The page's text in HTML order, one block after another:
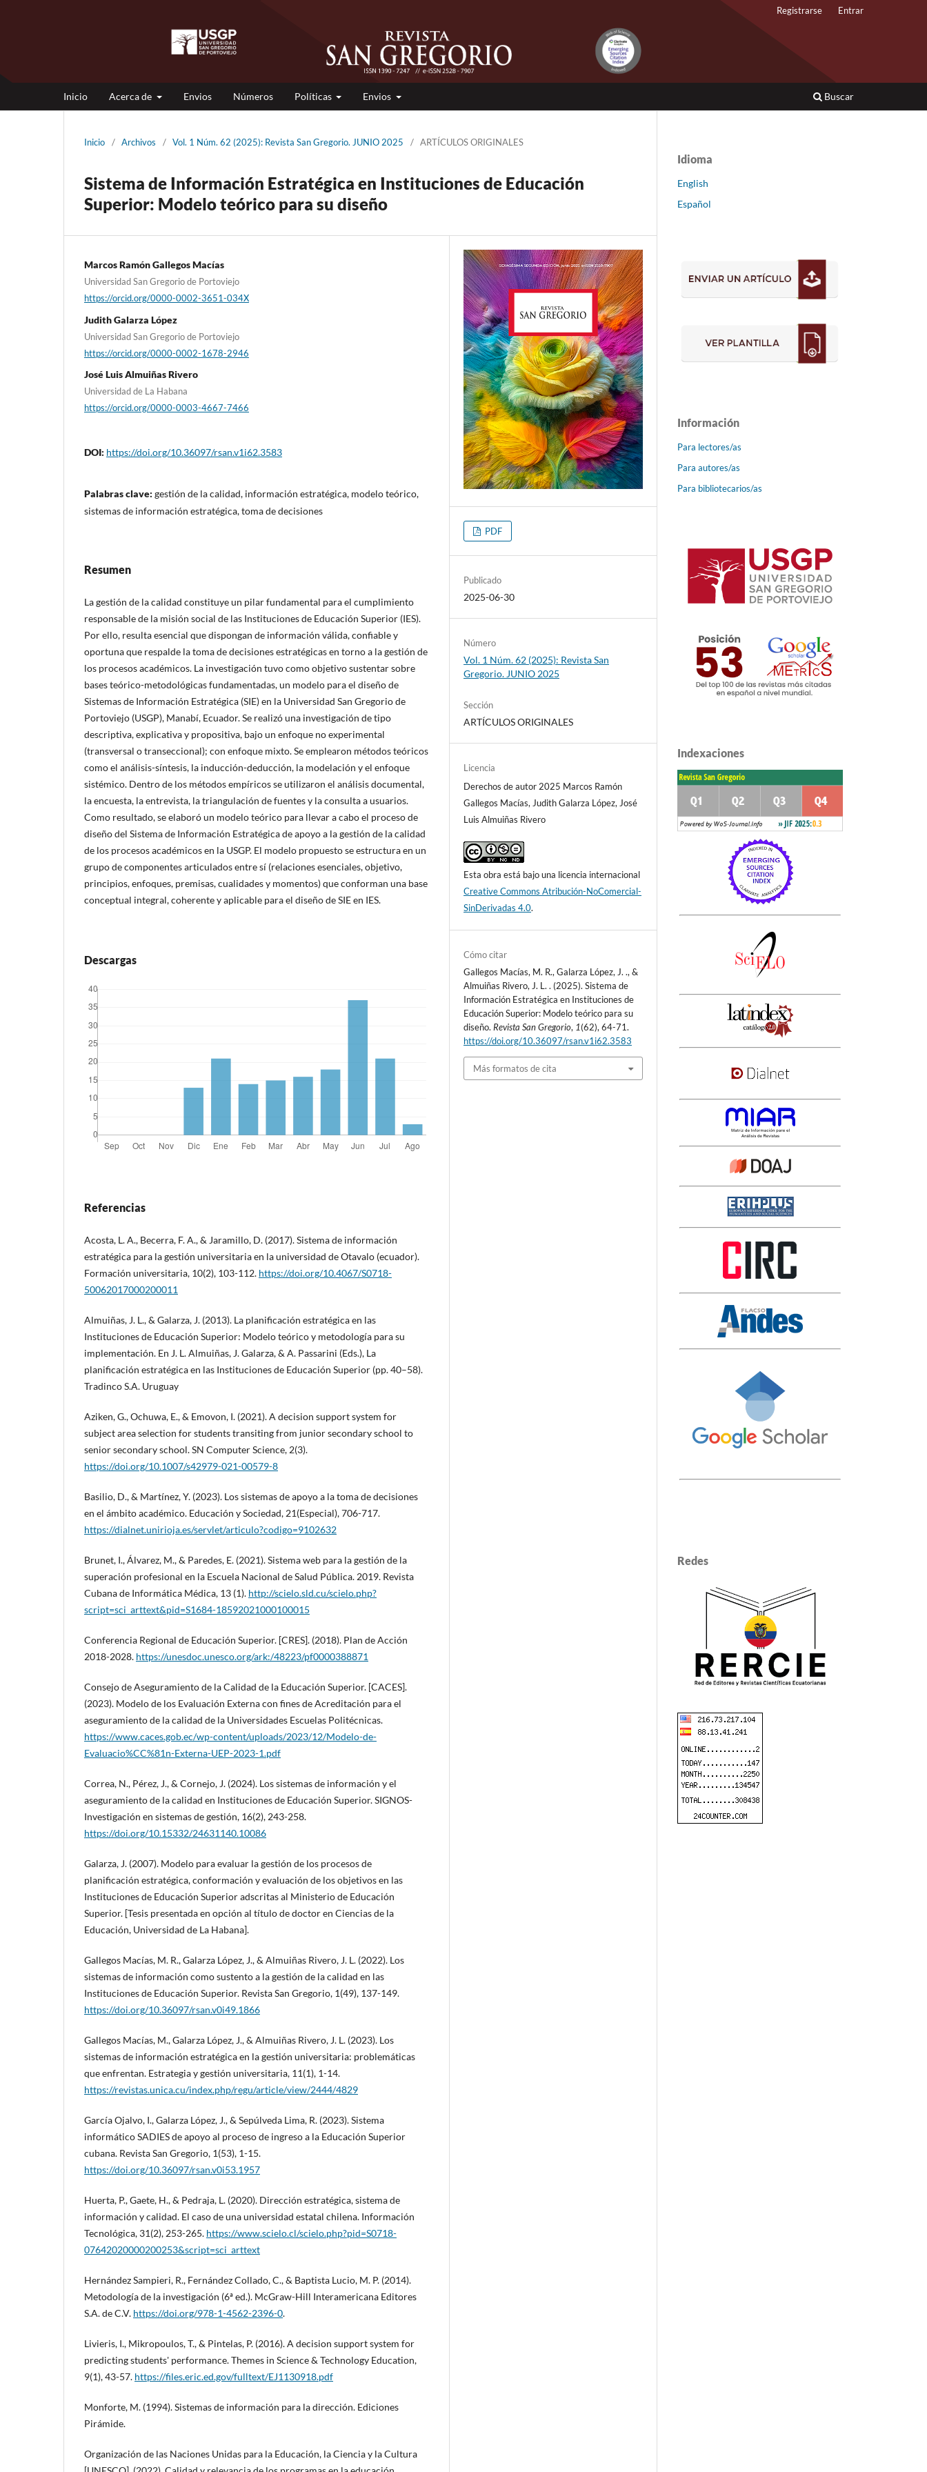
Inicio Acerca de Envios Números Políticas Envios Buscar
Registrarse Entrar
Inicio / Archivos / Vol. 1 Núm. 62 (2025): Revista San Gregorio. JUNIO 2025 / ARTÍCULOS ORIGINALES
Sistema de Información Estratégica en Instituciones de Educación
Superior: Modelo teórico para su diseño
Marcos Ramón Gallegos Macías
Universidad San Gregorio de Portoviejo
https://orcid.org/0000-0002-3651-034X
Judith Galarza López
Universidad San Gregorio de Portoviejo
https://orcid.org/0000-0002-1678-2946
José Luis Almuiñas Rivero
Universidad de La Habana
https://orcid.org/0000-0003-4667-7466
DOI: https://doi.org/10.36097/rsan.v1i62.3583
Palabras clave: gestión de la calidad, información estratégica, modelo teórico,
sistemas de información estratégica, toma de decisiones
Resumen
La gestión de la calidad constituye un pilar fundamental para el cumplimiento
responsable de la misión social de las Instituciones de Educación Superior (IES).
Por ello, resulta esencial que dispongan de información válida, confiable y
oportuna que respalde la toma de decisiones estratégicas en torno a la gestión de
los procesos académicos. La investigación tuvo como objetivo sustentar sobre
bases teórico-metodológicas fundamentadas, un modelo para el diseño de
Sistemas de Información Estratégica (SIE) en la Universidad San Gregorio de
Portoviejo (USGP), Manabí, Ecuador. Se realizó una investigación de tipo
descriptiva, explicativa y propositiva, bajo un enfoque no experimental
(transversal o transeccional); con enfoque mixto. Se emplearon métodos teóricos
como el análisis-síntesis, la inducción-deducción, la modelación y el enfoque
sistémico. Dentro de los métodos empíricos se utilizaron el análisis documental,
la encuesta, la entrevista, la triangulación de fuentes y la consulta a usuarios.
Como resultado, se elaboró un modelo teórico para llevar a cabo el proceso de
diseño del Sistema de Información Estratégica de apoyo a la gestión de la calidad
de los procesos académicos en la USGP. El modelo propuesto se estructura en un
grupo de componentes articulados entre sí (relaciones esenciales, objetivo,
principios, enfoques, premisas, cualidades y momentos) que conforman una base
conceptual integral, coherente y aplicable para el diseño de SIE en IES.
Descargas
Referencias
Acosta, L. A., Becerra, F. A., & Jaramillo, D. (2017). Sistema de información
estratégica para la gestión universitaria en la universidad de Otavalo (ecuador).
Formación universitaria, 10(2), 103-112. https://doi.org/10.4067/S0718-
50062017000200011
Almuiñas, J. L., & Galarza, J. (2013). La planificación estratégica en las
Instituciones de Educación Superior: Modelo teórico y metodología para su
implementación. En J. L. Almuiñas, J. Galarza, & A. Passarini (Eds.), La
planificación estratégica en las Instituciones de Educación Superior (pp. 40–58).
Tradinco S.A. Uruguay
Aziken, G., Ochuwa, E., & Emovon, I. (2021). A decision support system for
subject area selection for students transiting from junior secondary school to
senior secondary school. SN Computer Science, 2(3).
https://doi.org/10.1007/s42979-021-00579-8
Basilio, D., & Martínez, Y. (2023). Los sistemas de apoyo a la toma de decisiones
en el ámbito académico. Educación y Sociedad, 21(Especial), 706-717.
https://dialnet.unirioja.es/servlet/articulo?codigo=9102632
Brunet, I., Álvarez, M., & Paredes, E. (2021). Sistema web para la gestión de la
superación profesional en la Escuela Nacional de Salud Pública. 2019. Revista
Cubana de Informática Médica, 13 (1). http://scielo.sld.cu/scielo.php?
script=sci_arttext&pid=S1684-18592021000100015
Conferencia Regional de Educación Superior. [CRES]. (2018). Plan de Acción
2018-2028. https://unesdoc.unesco.org/ark:/48223/pf0000388871
Consejo de Aseguramiento de la Calidad de la Educación Superior. [CACES].
(2023). Modelo de los Evaluación Externa con fines de Acreditación para el
aseguramiento de la calidad de la Universidades Escuelas Politécnicas.
https://www.caces.gob.ec/wp-content/uploads/2023/12/Modelo-de-
Evaluacio%CC%81n-Externa-UEP-2023-1.pdf
Correa, N., Pérez, J., & Cornejo, J. (2024). Los sistemas de información y el
aseguramiento de la calidad en Instituciones de Educación Superior. SIGNOS-
Investigación en sistemas de gestión, 16(2), 243-258.
https://doi.org/10.15332/24631140.10086
Galarza, J. (2007). Modelo para evaluar la gestión de los procesos de
planificación estratégica, conformación y evaluación de los objetivos en las
Instituciones de Educación Superior adscritas al Ministerio de Educación
Superior. [Tesis presentada en opción al título de doctor en Ciencias de la
Educación, Universidad de La Habana].
Gallegos Macías, M. R., Galarza López, J., & Almuiñas Rivero, J. L. (2022). Los
sistemas de información como sustento a la gestión de la calidad en las
Instituciones de Educación Superior. Revista San Gregorio, 1(49), 137-149.
https://doi.org/10.36097/rsan.v0i49.1866
Gallegos Macías, M., Galarza López, J., & Almuiñas Rivero, J. L. (2023). Los
sistemas de información estratégica en la gestión universitaria: problemáticas
que enfrentan. Estrategia y gestión universitaria, 11(1), 1-14.
https://revistas.unica.cu/index.php/regu/article/view/2444/4829
García Ojalvo, I., Galarza López, J., & Sepúlveda Lima, R. (2023). Sistema
informático SADIES de apoyo al proceso de ingreso a la Educación Superior
cubana. Revista San Gregorio, 1(53), 1-15.
https://doi.org/10.36097/rsan.v0i53.1957
Huerta, P., Gaete, H., & Pedraja, L. (2020). Dirección estratégica, sistema de
información y calidad. El caso de una universidad estatal chilena. Información
Tecnológica, 31(2), 253-265. https://www.scielo.cl/scielo.php?pid=S0718-
07642020000200253&script=sci_arttext
Hernández Sampieri, R., Fernández Collado, C., & Baptista Lucio, M. P. (2014).
Metodología de la investigación (6ª ed.). McGraw-Hill Interamericana Editores
S.A. de C.V. https://doi.org/978-1-4562-2396-0.
Livieris, I., Mikropoulos, T., & Pintelas, P. (2016). A decision support system for
predicting students' performance. Themes in Science & Technology Education,
9(1), 43-57. https://files.eric.ed.gov/fulltext/EJ1130918.pdf
Monforte, M. (1994). Sistemas de información para la dirección. Ediciones
Pirámide.
Organización de las Naciones Unidas para la Educación, la Ciencia y la Cultura
PDF
Publicado
2025-06-30
Número
Vol. 1 Núm. 62 (2025): Revista San
Gregorio. JUNIO 2025
Sección
ARTÍCULOS ORIGINALES
Licencia
Derechos de autor 2025 Marcos Ramón
Gallegos Macías, Judith Galarza López, José
Luis Almuiñas Rivero
Esta obra está bajo una licencia internacional
Creative Commons Atribución-NoComercial-
SinDerivadas 4.0.
Cómo citar
Gallegos Macías, M. R., Galarza López, J. ., &
Almuiñas Rivero, J. L. . (2025). Sistema de
Información Estratégica en Instituciones de
Educación Superior: Modelo teórico para su
diseño. Revista San Gregorio, 1(62), 64-71.
https://doi.org/10.36097/rsan.v1i62.3583
Más formatos de cita
Idioma
English
Español
Información
Para lectores/as
Para autores/as
Para bibliotecarios/as
Indexaciones
Redes